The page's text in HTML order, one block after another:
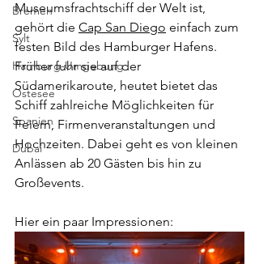
Bremen
Sylt
Hamburg-Umgebung
Ostesee
Spanien
Dubai
Museumsfrachtschiff der Welt ist,
gehört die Cap San Diego einfach zum
festen Bild des Hamburger Hafens.
Früher fuhr sie auf der
Südamerikaroute, heutet bietet das
Schiff zahlreiche Möglichkeiten für
Feiern, Firmenveranstaltungen und
Hochzeiten. Dabei geht es von kleinen
Anlässen ab 20 Gästen bis hin zu
Großevents.
Hier ein paar Impressionen: